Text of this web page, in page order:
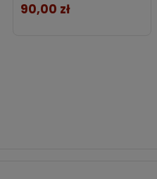
Cena
90,00 zł